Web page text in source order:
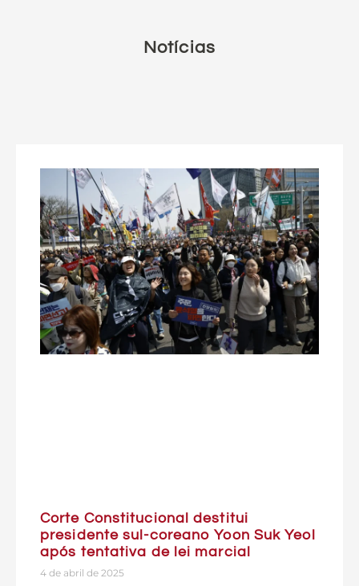
Notícias
Corte Constitucional destitui
presidente sul-coreano Yoon Suk Yeol
após tentativa de lei marcial
4 de abril de 2025